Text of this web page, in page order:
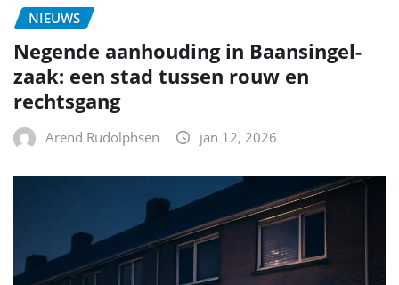
NIEUWS
Negende aanhouding in Baansingel-
zaak: een stad tussen rouw en
rechtsgang
Arend Rudolphsen jan 12, 2026